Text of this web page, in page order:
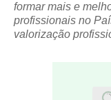
COMPOSIÇÃO
CONSELHOS
PERSONALIDADES
NÚCLEO DA
formar mais e
profissionais no
valorização